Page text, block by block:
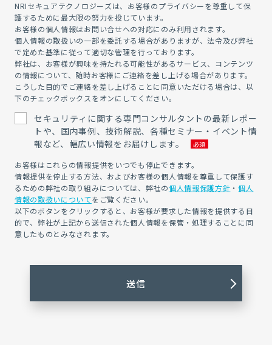
NRIセキュアテクノロジーズは、お客様のプライバシーを尊重して保
護するために最大限の努力を投じています。
お客様の個人情報はお問い合せへの対応にのみ利用されます。
個人情報の取扱いの一部を委託する場合がありますが、法令及び弊社
で定めた基準に従って適切な管理を行っております。
弊社は、お客様が興味を持たれる可能性があるサービス、コンテンツ
の情報について、随時お客様にご連絡を差し上げる場合があります。
こうした目的でご連絡を差し上げることに同意いただける場合は、以
下のチェックボックスをオンにしてください。
セキュリティに関する専門コンサルタントの最新レポー
トや、国内事例、技術解説、各種セミナー・イベント情
報など、幅広い情報をお届けします。
お客様はこれらの情報提供をいつでも停止できます。
情報提供を停止する方法、およびお客様の個人情報を尊重して保護す
るための弊社の取り組みについては、弊社の個人情報保護方針 ・個人
情報の取扱いについてをご覧ください。
以下のボタンをクリックすると、お客様が要求した情報を提供する目
的で、弊社が上記から送信された個人情報を保管・処理することに同
意したものとみなされます。